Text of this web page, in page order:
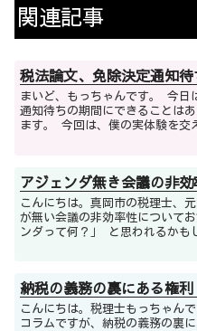
関連記事
税法論文、免除決定通知
まいど、もっちゃんです。 今日は、税法論文を提出して、免除決定
通知待ちの期間にできることは
ます。 今回は、僕の実体験を交えながら、一体僕が免除決定通知待
アジェンダ無き会議の非
こんにちは。真岡市の税理士、元山です。 さて、今
が無い会議の非効率性についてお話しします。
ンダって何？」 と思われるかもしれませんが、ウィキペディアによ
納税の義務の裏にある権利
こんにちは。税理士もっちゃんです。 さて、今回はちょっ
コラムですが、納税の義務の裏にあ